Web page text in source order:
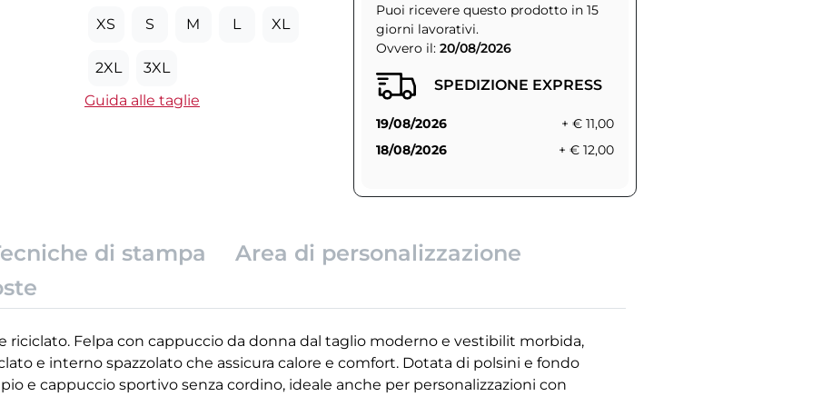
XS S M L XL
2XL
3XL
Guida alle taglie
Puoi ricevere questo prodotto in 15
giorni lavorativi.
Ovvero il: 20/08/2026
SPEDIZIONE EXPRESS
19/08/2026
+ € 11,00
18/08/2026
+ € 12,00
di stampa
Area di personalizzazione
riciclato. Felpa con cappuccio da donna dal taglio moderno e vestibilit morbida,
e interno spazzolato che assicura calore e comfort. Dotata di polsini e fondo
e cappuccio sportivo senza cordino, ideale anche per personalizzazioni con